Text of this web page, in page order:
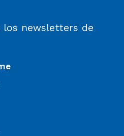
los newsletters de